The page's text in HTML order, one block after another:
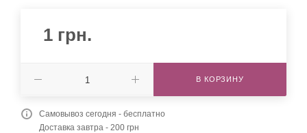
1 грн.
В КОРЗИНУ
Самовывоз сегодня - бесплатно
Доставка завтра - 200 грн